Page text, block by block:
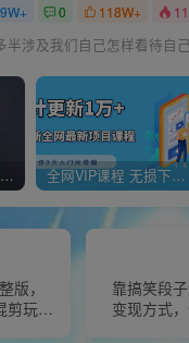
1.9W+ 0 118W+
个人伟大或渺小，取决于他
您还在到处找项目？还在当韭菜？我靠经营“一个小目标网创商城”年入百W+，曾经我也负债累累! 全网VIP课程 无损下载~
版，
剪玩法
靠搞笑段
变现方式